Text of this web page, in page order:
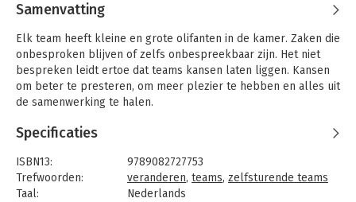
Samenvatting
Elk team heeft kleine en grote olifanten in de kamer. Zaken die
onbesproken blijven of zelfs onbespreekbaar zijn. Het niet
bespreken leidt ertoe dat teams kansen laten liggen. Kansen
om beter te presteren, om meer plezier te hebben en alles uit
de samenwerking te halen.
Deze kaartenset helpt teams om:
• kleine en grote olifanten in de kamer op te sporen
• nieuwe vaardigheden te ontwikkelen
• de kwaliteit van de interactie te versterken
• makkelijker te verbinden
Specificaties
ISBN13:
9789082727753
Trefwoorden:
veranderen, teams, zelfsturende teams
Taal:
Nederlands